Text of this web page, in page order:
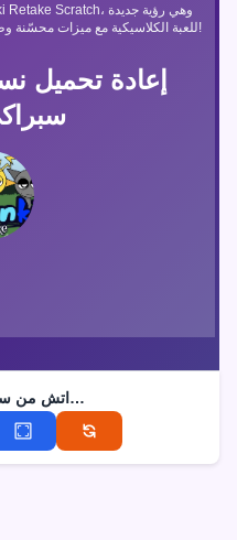
إعادة
للعبة الكلاسيكية مع ميزات محسّنة وطريقة لعب مثيرة. انغمس واستمتع بالمرح!
إعادة تحميل نسخة سكراتش من سبراكي ريتاك